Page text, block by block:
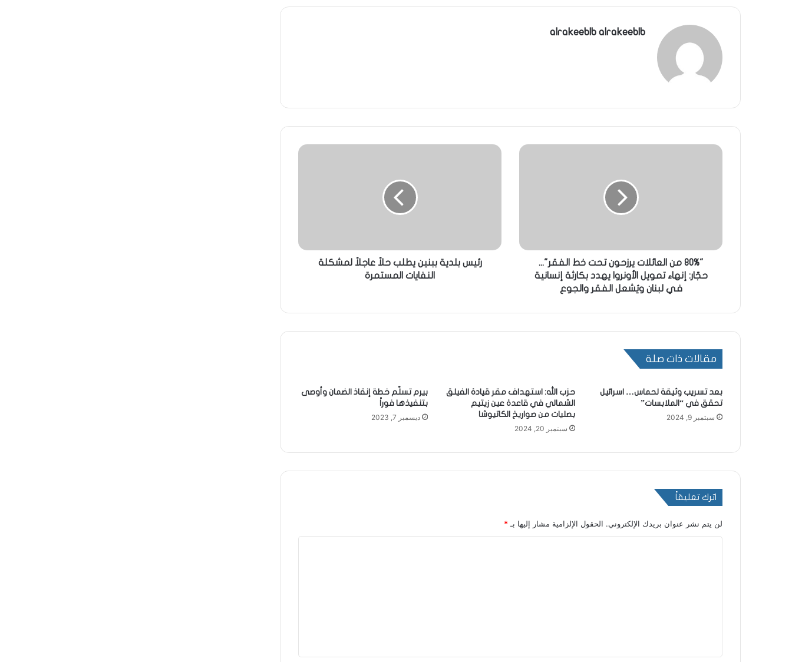
alrakeeblb alrakeeblb
"80% من العائلات يرزحون تحت خط الفقر"...
حجّار: إنهاء تمويل الأونروا يهدد بكارثة إنسانية
في لبنان ويُشعل الفقر والجوع
رئيس بلدية ببنين يطلب حلاً عاجلاً لمشكلة
النفايات المستمرة
مقالات ذات صلة
بعد تسريب وثيقة لحماس… اسرائيل
تحقق في “الملابسات”
سبتمبر 9, 2024
حزب الله: استهداف مقر قيادة الفيلق
الشمالي في قاعدة عين زيتيم
بصليات من ‏صواريخ الكاتيوشا
سبتمبر 20, 2024
بيرم تسلّم خطة إنقاذ الضمان وأوصى
بتنفيذها فوراً
ديسمبر 7, 2023
اترك تعليقاً
لن يتم نشر عنوان بريدك الإلكتروني. الحقول الإلزامية مشار إليها بـ *